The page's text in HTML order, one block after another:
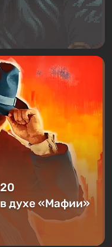
духе «Мафии»